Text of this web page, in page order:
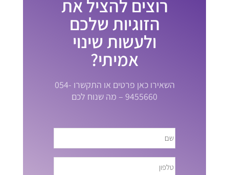
רוצים להציל את
הזוגיות שלכם
ולעשות שינוי
אמיתי?
השאירו כאן פרטים או התקשרו 054-
9455660 – מה שנוח לכם